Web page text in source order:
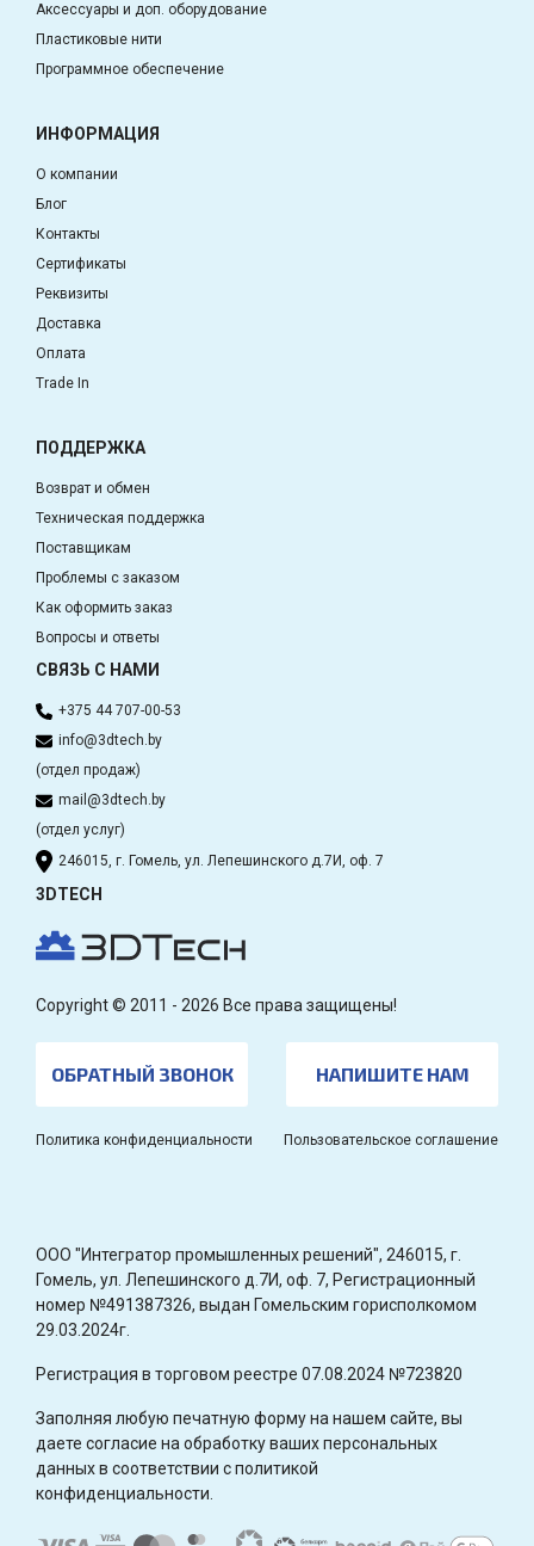
Аксессуары и доп. оборудование
Пластиковые нити
Программное обеспечение
ИНФОРМАЦИЯ
О компании
Блог
Контакты
Сертификаты
Реквизиты
Доставка
Оплата
Trade In
ПОДДЕРЖКА
Возврат и обмен
Техническая поддержка
Поставщикам
Проблемы с заказом
Как оформить заказ
Вопросы и ответы
СВЯЗЬ С НАМИ
+375 44 707-00-53
info@3dtech.by
(отдел продаж)
mail@3dtech.by
(отдел услуг)
246015, г. Гомель, ул. Лепешинского д.7И, оф. 7
3DTECH
Copyright © 2011 - 2026 Все права защищены!
ОБРАТНЫЙ ЗВОНОК НАПИШИТЕ НАМ
Политика конфиденциальности Пользовательское соглашение
OOO "Интегратор промышленных решений", 246015, г.
Гомель, ул. Лепешинского д.7И, оф. 7, Регистрационный
номер №491387326, выдан Гомельским горисполкомом
29.03.2024г.
Регистрация в торговом реестре 07.08.2024 №723820
Заполняя любую печатную форму на нашем сайте, вы
даете согласие на обработку ваших персональных
данных в соответствии с политикой
конфиденциальности.